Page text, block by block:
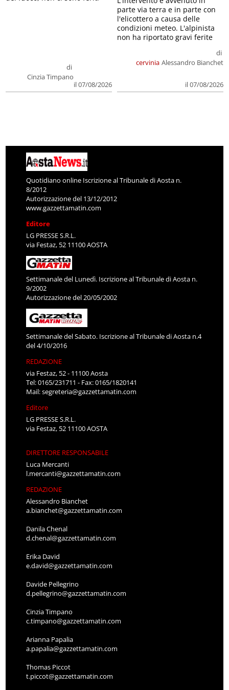
di
Cinzia Timpano
il 07/08/2026
cervinia
di
Alessandro Bianchet
il 07/08/2026
parte via terra e in parte con
l'elicottero a causa delle
condizioni meteo. L'alpinista
non ha riportato gravi ferite
Quotidiano online Iscrizione al Tribunale di Aosta n.
8/2012
Autorizzazione del 13/12/2012
www.gazzettamatin.com
Editore
LG PRESSE S.R.L.
via Festaz, 52 11100 AOSTA
Settimanale del Lunedì. Iscrizione al Tribunale di Aosta n.
9/2002
Autorizzazione del 20/05/2002
Settimanale del Sabato. Iscrizione al Tribunale di Aosta n.4
del 4/10/2016
REDAZIONE
via Festaz, 52 - 11100 Aosta
Tel: 0165/231711 - Fax: 0165/1820141
Mail:segreteria@gazzettamatin.com
Editore
LG PRESSE S.R.L.
via Festaz, 52 11100 AOSTA
DIRETTORE RESPONSABILE
Luca Mercanti
l.mercanti@gazzettamatin.com
REDAZIONE
Alessandro Bianchet
a.bianchet@gazzettamatin.com
Danila Chenal
d.chenal@gazzettamatin.com
Erika David
e.david@gazzettamatin.com
Davide Pellegrino
d.pellegrino@gazzettamatin.com
Cinzia Timpano
c.timpano@gazzettamatin.com
Arianna Papalia
a.papalia@gazzettamatin.com
Thomas Piccot
t.piccot@gazzettamatin.com